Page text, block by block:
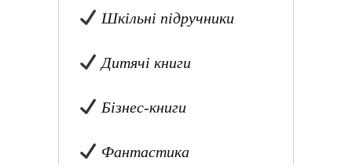
Шкільні підручники
Дитячі книги
Бізнес-книги
Фантастика